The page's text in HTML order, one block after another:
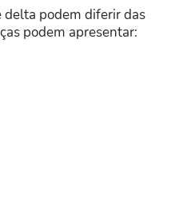
delta podem diferir das
podem apresentar: